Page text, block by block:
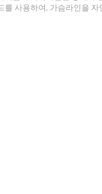
를 사용하여, 가슴라인을 자